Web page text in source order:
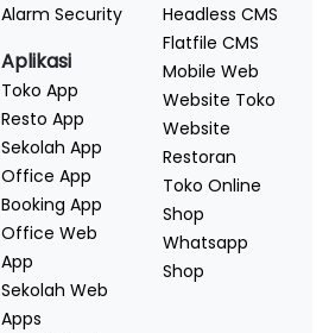
Alarm Security
Aplikasi
Toko App
Resto App
Sekolah App
Office App
Booking App
Office Web
App
Sekolah Web
Apps
Headless CMS
Flatfile CMS
Mobile Web
Website Toko
Website
Restoran
Toko Online
Shop
Whatsapp
Shop